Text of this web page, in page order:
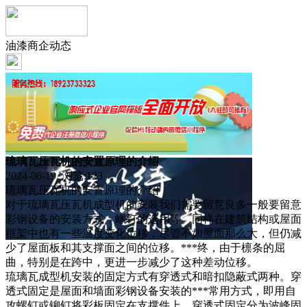
油漆商企动态
琉璃瓦压瓦机的安置原理的介绍
2024-06-19 浏览:123
琉璃瓦压瓦机的安置原理的介绍
对于琉璃瓦压瓦机成型机的安装我们需要留意良多一般要留意
彩钢设备的安装方式，螺钉的选用等。同样在建筑结构或屋面
框架中也有一些温度变化位移，尽管不如屋面那么大，但仍减
少了屋面板和其支撑面之间的位移。***终，由于檩条的屈
曲，特别是在跨中，更进一步减少了这种差动位移。
琉璃瓦成型机安装的固定方式有穿透式和暗扣隐蔽式两种。穿
透式固定是屋面和墙面彩钢设备安装的***常用方式，即用自